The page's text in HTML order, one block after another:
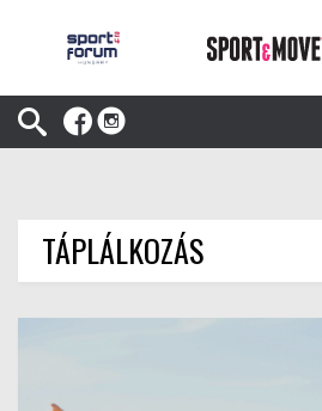
TÁPLÁLKOZÁS